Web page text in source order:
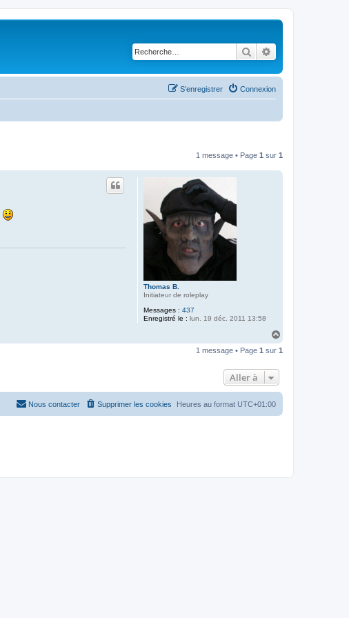
Rechercher
Connexion
S’enregistrer
1 message • Page 1 sur 1
Thomas B.
Initiateur de roleplay
Messages : 437
Enregistré le : lun. 19 déc. 2011 13:58
u
1 message • Page 1 sur 1
Aller à
Heures au format UTC+01:00
Supprimer les cookies
Nous contacter